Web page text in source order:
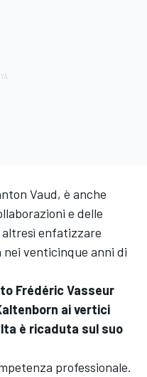
Vaud, è anche
e delle
enfatizzare
nei venticinque anni di
Frédéric Vasseur
ai vertici
è ricaduta sul suo
professionale.